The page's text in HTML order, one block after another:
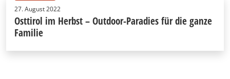
27. August 2022
Osttirol im Herbst – Outdoor-Paradies für die ganze
Familie